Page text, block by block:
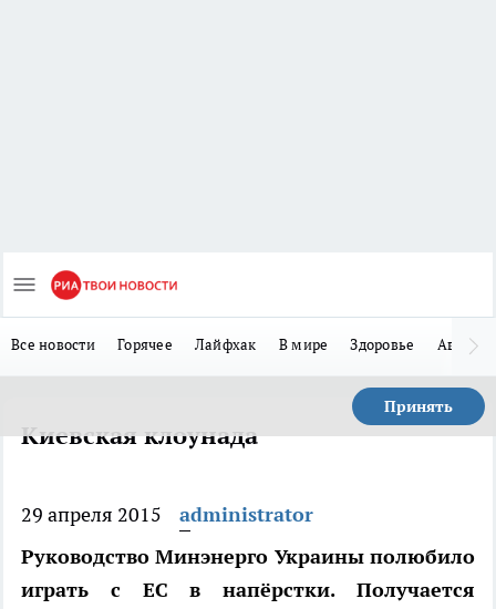
Все новости Горячее Лайфхак В мире Здоровье Авто
Принять
Киевская клоунада
29 апреля 2015
administrator
Руководство Минэнерго Украины полюбило
играть с ЕС в напёрстки. Получается